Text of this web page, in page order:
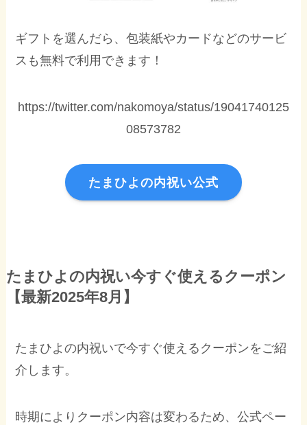
ギフトを選んだら、包装紙やカードなどのサービ
スも無料で利用できます！
https://twitter.com/nakomoya/status/19041740125
08573782
たまひよの内祝い公式
たまひよの内祝い今すぐ使えるクーポン
【最新2025年8月】
たまひよの内祝いで今すぐ使えるクーポンをご紹
介します。
時期によりクーポン内容は変わるため、公式ペー